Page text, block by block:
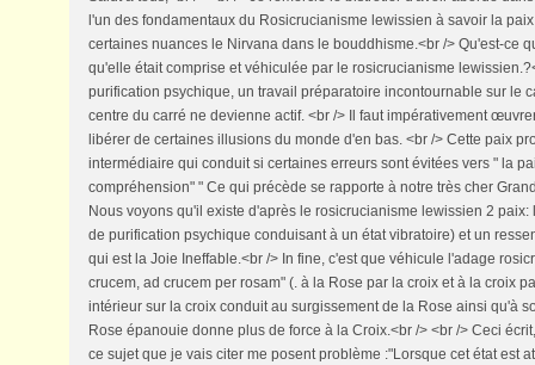
l'un des fondamentaux du Rosicrucianisme lewissien à savoir la
certaines nuances le Nirvana dans le bouddhisme.<br /> Qu'est-ce
qu'elle était comprise et véhiculée par le rosicrucianisme
purification psychique, un travail préparatoire incontournable sur le
centre du carré ne devienne actif. <br /> Il faut impérativement
libérer de certaines illusions du monde d'en bas. <br /> Cette paix
intermédiaire qui conduit si certaines erreurs sont évitées vers " la
compréhension" " Ce qui précède se rapporte à notre très cher
Nous voyons qu'il existe d'après le rosicrucianisme lewissien 2 paix:
de purification psychique conduisant à un état vibratoire) et un
qui est la Joie Ineffable.<br /> In fine, c'est que véhicule l'adage
crucem, ad crucem per rosam" (. à la Rose par la croix et à la croix
intérieur sur la croix conduit au surgissement de la Rose ainsi qu'à
Rose épanouie donne plus de force à la Croix.<br /> <br /> Ceci
ce sujet que je vais citer me posent problème :"Lorsque cet état est